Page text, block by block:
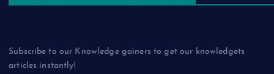
Subscribe to our Knowledge gainers to get our knowledgets
articles instantly!